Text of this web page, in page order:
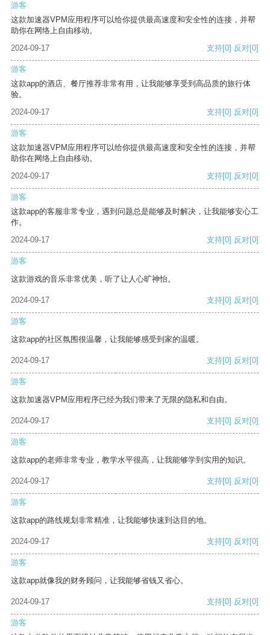
游客
这款加速器VPM应用程序可以给你提供最高速度和安全性的连接，并帮
助你在网络上自由移动。
2024-09-17
支持[0] 反对[0]
游客
这款app的酒店、餐厅推荐非常有用，让我能够享受到高品质的旅行体
验。
2024-09-17
支持[0] 反对[0]
游客
这款加速器VPM应用程序可以给你提供最高速度和安全性的连接，并帮
助你在网络上自由移动。
2024-09-17
支持[0] 反对[0]
游客
这款app的客服非常专业，遇到问题总是能够及时解决，让我能够安心工
作。
2024-09-17
支持[0] 反对[0]
游客
这款游戏的音乐非常优美，听了让人心旷神怡。
2024-09-17 支持[0] 反对[0]
游客
这款app的社区氛围很温馨，让我能够感受到家的温暖。
2024-09-17 支持[0] 反对[0]
游客
这款加速器VPM应用程序已经为我们带来了无限的隐私和自由。
2024-09-17 支持[0] 反对[0]
游客
这款app的老师非常专业，教学水平很高，让我能够学到实用的知识。
2024-09-17 支持[0] 反对[0]
游客
这款app的路线规划非常精准，让我能够快速到达目的地。
2024-09-17 支持[0] 反对[0]
游客
这款app就像我的财务顾问，让我能够省钱又省心。
2024-09-17 支持[0] 反对[0]
游客